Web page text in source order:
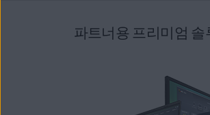
파트너용 프리미엄 솔